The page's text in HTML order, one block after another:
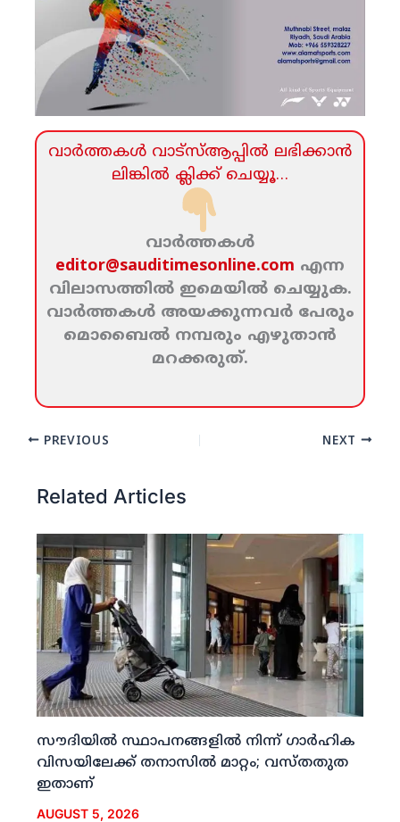
വാര്‍ത്തകള്‍ വാട്‌സ്‌ആപ്പില്‍ ലഭിക്കാന്‍
ലിങ്കില്‍ ക്ലിക്ക്‌ ചെയ്യൂ…
വാര്‍ത്തകള്‍
editor@sauditimesonline.com എന്ന
വിലാസത്തില്‍ ഇമെയില്‍ ചെയ്യുക.
വാര്‍ത്തകള്‍ അയക്കുന്നവര്‍ പേരും
മൊബൈല്‍ നമ്പരും എഴുതാന്‍
മറക്കരുത്‌.
PREVIOUS NEXT
Related Articles
സൗദിയില്‍ സ്ഥാപനങ്ങളില്‍ നിന്ന് ഗാര്‍ഹിക
വിസയിലേക്ക് തനാസില്‍ മാറ്റം; വസ്തതുത
ഇതാണ്
AUGUST 5, 2026